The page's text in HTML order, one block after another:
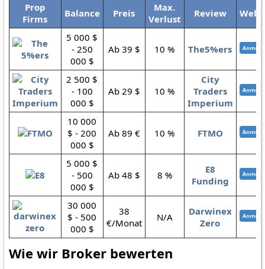
Prop
Firms
Balance Preis
Max.
Verlust
Review
5 000 $
- 250
000 $
Ab 39 $ 10 % The5%ers
2 500 $
- 100
000 $
Ab 29 $ 10 %
City
Traders
Imperium
10 000
$ - 200
000 $
Ab 89 € 10 % FTMO
5 000 $
- 500
000 $
Ab 48 $ 8 %
E8
Funding
30 000
$ - 500
000 $
38
€/Monat
N/A
Darwinex
Zero
Wie wir Broker bewerten